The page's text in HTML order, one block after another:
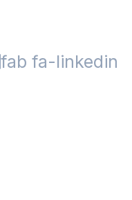
fab fa-linkedin